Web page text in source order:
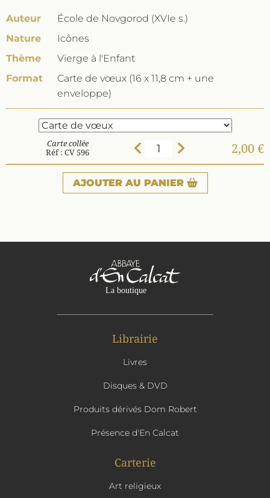
Auteur
École de Novgorod (XVIe s.)
Nature
Icônes
Thème
Vierge à l'Enfant
Format
Carte de vœux (16 x 11,8 cm + une
enveloppe)
Carte collée
Réf : CV 596
2,00 €
AJOUTER AU PANIER
Librairie
Livres
Disques & DVD
Produits dérivés Dom Robert
Présence d'En Calcat
Carterie
Art religieux